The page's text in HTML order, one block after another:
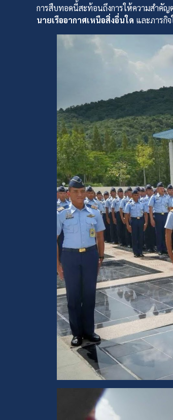
การสืบทอดนี้สะท้อนถึงการให้ความสำคัญ
นายเรืออากาศเหนือสิ่งอื่นใด และภารกิ